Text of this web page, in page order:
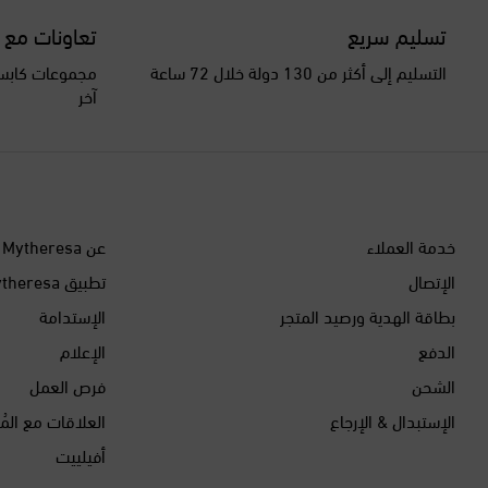
تسليم سريع
التسليم إلى أكثر من 130 دولة خلال 72 ساعة
تعاونات
مجموعات
آخر
خدمة العملاء
الإتصال
بطاقة الهدية ورصيد المتجر
الدفع
الشحن
الإستبدال & الإرجاع
عن Mytheresa
تطبيق Mytheresa
الإستدامة
الإعلام
فرص العمل
العلاقات مع
أفيلييت